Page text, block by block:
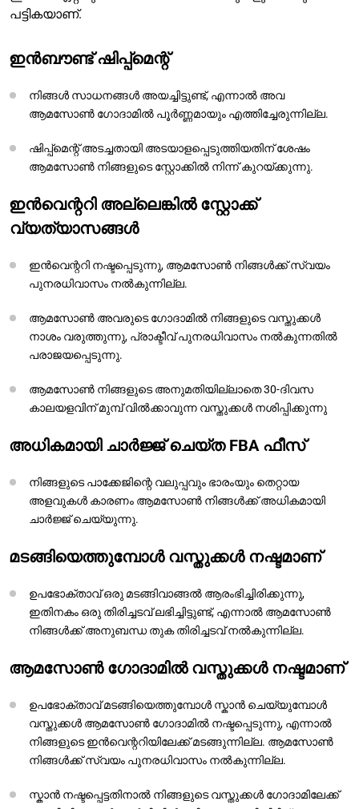
പട്ടികയാണ്.
ഇൻബൗണ്ട് ഷിപ്പ്മെന്റ്
നിങ്ങൾ സാധനങ്ങൾ അയച്ചിട്ടുണ്ട്, എന്നാൽ അവ
ആമസോൺ ഗോദാമിൽ പൂർണ്ണമായും എത്തിച്ചേരുന്നില്ല.
ഷിപ്പ്മെന്റ് അടച്ചതായി അടയാളപ്പെടുത്തിയതിന് ശേഷം
ആമസോൺ നിങ്ങളുടെ സ്റ്റോക്കിൽ നിന്ന് കുറയ്ക്കുന്നു.
ഇൻവെന്ററി അല്ലെങ്കിൽ സ്റ്റോക്ക്
വ്യത്യാസങ്ങൾ
ഇൻവെന്ററി നഷ്ടപ്പെടുന്നു, ആമസോൺ നിങ്ങൾക്ക് സ്വയം
പുനരധിവാസം നൽകുന്നില്ല.
ആമസോൺ അവരുടെ ഗോദാമിൽ നിങ്ങളുടെ വസ്തുക്കൾ
നാശം വരുത്തുന്നു, പ്രാക്ടീവ് പുനരധിവാസം നൽകുന്നതിൽ
പരാജയപ്പെടുന്നു.
ആമസോൺ നിങ്ങളുടെ അനുമതിയില്ലാതെ 30-ദിവസ
കാലയളവിന് മുമ്പ് വിൽക്കാവുന്ന വസ്തുക്കൾ നശിപ്പിക്കുന്നു
അധികമായി ചാർജ്ജ് ചെയ്ത FBA ഫീസ്
നിങ്ങളുടെ പാക്കേജിന്റെ വലുപ്പവും ഭാരംയും തെറ്റായ
അളവുകൾ കാരണം ആമസോൺ നിങ്ങൾക്ക് അധികമായി
ചാർജ്ജ് ചെയ്യുന്നു.
മടങ്ങിയെത്തുമ്പോൾ വസ്തുക്കൾ നഷ്ടമാണ്
ഉപഭോക്താവ് ഒരു മടങ്ങിവാങ്ങൽ ആരംഭിച്ചിരിക്കുന്നു,
ഇതിനകം ഒരു തിരിച്ചടവ് ലഭിച്ചിട്ടുണ്ട്, എന്നാൽ ആമസോൺ
നിങ്ങൾക്ക് അനുബന്ധ തുക തിരിച്ചടവ് നൽകുന്നില്ല.
ആമസോൺ ഗോദാമിൽ വസ്തുക്കൾ നഷ്ടമാണ്
ഉപഭോക്താവ് മടങ്ങിയെത്തുമ്പോൾ സ്കാൻ ചെയ്യുമ്പോൾ
വസ്തുക്കൾ ആമസോൺ ഗോദാമിൽ നഷ്ടപ്പെടുന്നു, എന്നാൽ
നിങ്ങളുടെ ഇൻവെന്ററിയിലേക്ക് മടങ്ങുന്നില്ല. ആമസോൺ
നിങ്ങൾക്ക് സ്വയം പുനരധിവാസം നൽകുന്നില്ല.
സ്കാൻ നഷ്ടപ്പെട്ടതിനാൽ നിങ്ങളുടെ വസ്തുക്കൾ ഗോദാമിലേക്ക്